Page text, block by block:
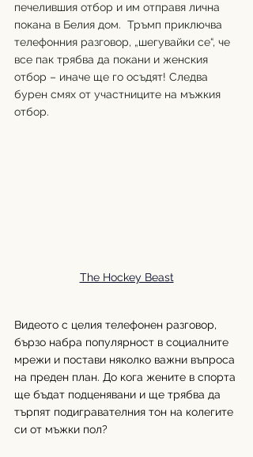
печелившия отбор и им отправя лична
покана в Белия дом.  Тръмп приключва
телефонния разговор, „шегувайки се“, че
все пак трябва да покани и женския
отбор – иначе ще го осъдят! Следва
бурен смях от участниците на мъжкия
отбор.
The Hockey Beast
Видеото с целия телефонен разговор,
бързо набра популярност в социалните
мрежи и постави няколко важни въпроса
на преден план. До кога жените в спорта
ще бъдат подценявани и ще трябва да
търпят подигравателния тон на колегите
си от мъжки пол?